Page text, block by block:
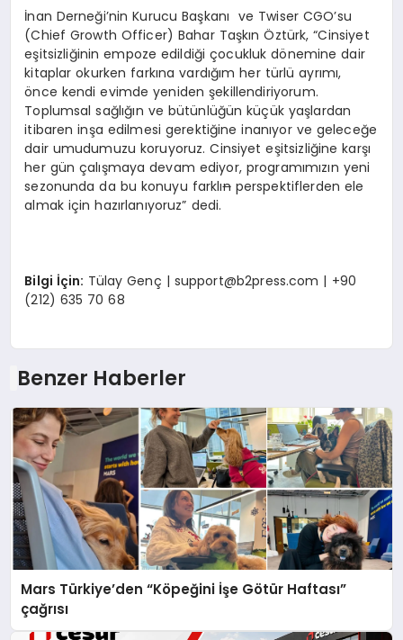
İnan Derneği’nin Kurucu Başkanı ve Twiser CGO’su
(Chief Growth Officer) Bahar Taşkın Öztürk, “Cinsiyet
eşitsizliğinin empoze edildiği çocukluk dönemine dair
kitaplar okurken farkına vardığım her türlü ayrımı,
önce kendi evimde yeniden şekillendiriyorum.
Toplumsal sağlığın ve bütünlüğün küçük yaşlardan
itibaren inşa edilmesi gerektiğine inanıyor ve geleceğe
dair umudumuzu koruyoruz. Cinsiyet eşitsizliğine karşı
her gün çalışmaya devam ediyor, programımızın yeni
sezonunda da bu konuyu farklınperspektiflerden ele
almak için hazırlanıyoruz” dedi.
Bilgi İçin: Tülay Genç | support@b2press.com | +90
(212) 635 70 68
Benzer Haberler
Mars Türkiye’den “Köpeğini İşe Götür Haftası”
çağrısı